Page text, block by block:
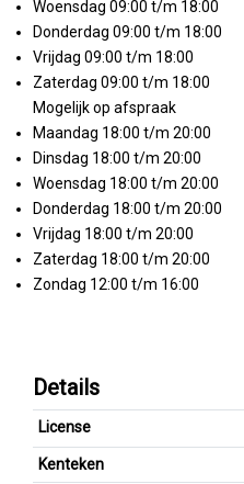
Woensdag 09:00 t/m 18:00
Donderdag 09:00 t/m 18:00
Vrijdag 09:00 t/m 18:00
Zaterdag 09:00 t/m 18:00
Mogelijk op afspraak
Maandag 18:00 t/m 20:00
Dinsdag 18:00 t/m 20:00
Woensdag 18:00 t/m 20:00
Donderdag 18:00 t/m 20:00
Vrijdag 18:00 t/m 20:00
Zaterdag 18:00 t/m 20:00
Zondag 12:00 t/m 16:00
Details
License
Kenteken